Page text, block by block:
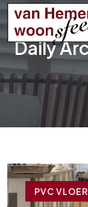
Daily
PVC